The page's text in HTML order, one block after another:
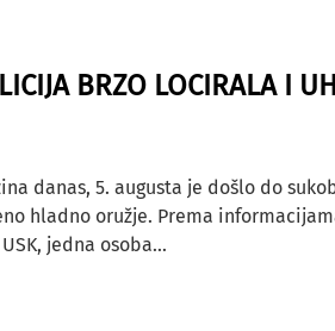
BRZO LOCIRALA I
danas, 5. augusta je došlo do
hladno oružje. Prema
jedna osoba...